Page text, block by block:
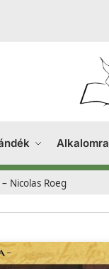
Alkalomra
Nicolas Roeg